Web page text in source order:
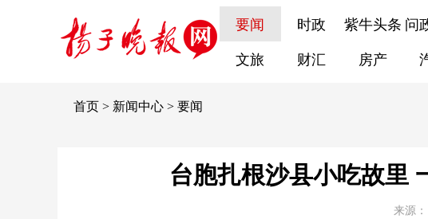
要闻 时政 紫牛头条 问
文旅 财汇 房产
首页 > 新闻中心 > 要闻
台胞扎根沙县小吃故里
来源：